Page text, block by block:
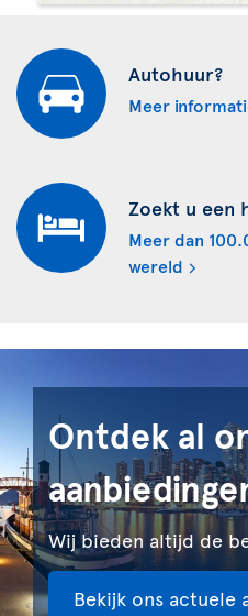
Autohuur?
Meer
Zoekt u een
Meer dan
wereld
Ontdek al
Wij bieden altijd de
Bekijk ons actuele